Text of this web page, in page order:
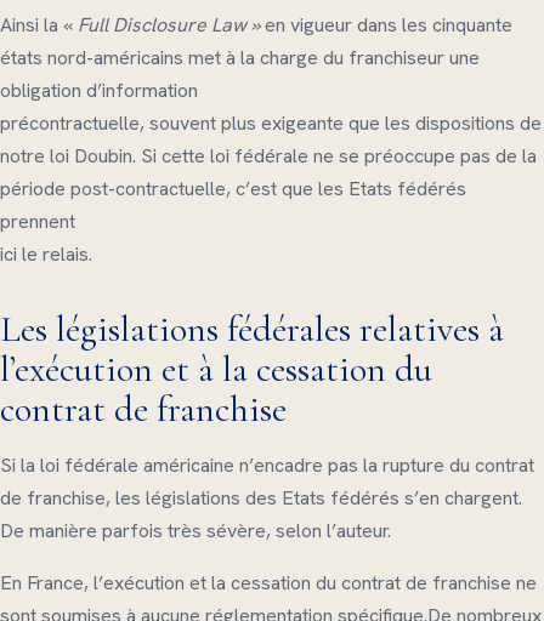
Ainsi la « Full Disclosure Law »en vigueur dans les cinquante
états nord-américains met à la charge du franchiseur une
obligation d’information
précontractuelle, souvent plus exigeante que les dispositions de
notre loi Doubin. Si cette loi fédérale ne se préoccupe pas de la
période post-contractuelle, c’est que les Etats fédérés
prennent
ici le relais.
Les législations fédérales relatives à
l’exécution et à la cessation du
contrat de franchise
Si la loi fédérale américaine n’encadre pas la rupture du contrat
de franchise, les législations des Etats fédérés s’en chargent.
De manière parfois très sévère, selon l’auteur.
En France, l’exécution et la cessation du contrat de franchise ne
sont soumises à aucune réglementation spécifique.De nombreux